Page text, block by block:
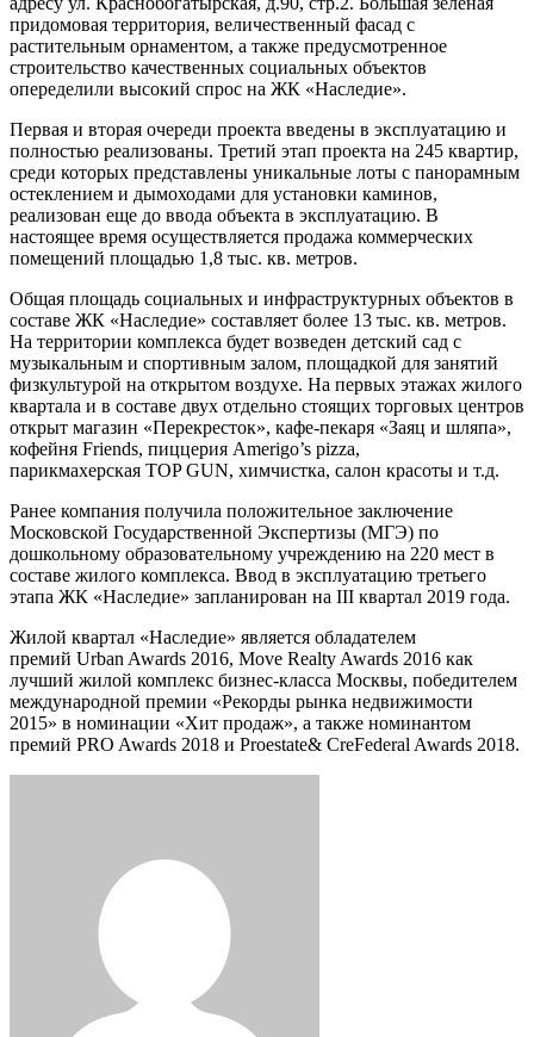
придомовая территория, величественный фасад с
растительным орнаментом, а также предусмотренное
строительство качественных социальных объектов
опеределили высокий спрос на ЖК «Наследие».
Первая и вторая очереди проекта введены в эксплуатацию и
полностью реализованы. Третий этап проекта на 245 квартир,
среди которых представлены уникальные лоты с панорамным
остеклением и дымоходами для установки каминов,
реализован еще до ввода объекта в эксплуатацию. В
настоящее время осуществляется продажа коммерческих
помещений площадью 1,8 тыс. кв. метров.
Общая площадь социальных и инфраструктурных объектов в
составе ЖК «Наследие» составляет более 13 тыс. кв. метров.
На территории комплекса будет возведен детский сад с
музыкальным и спортивным залом, площадкой для занятий
физкультурой на открытом воздухе. На первых этажах жилого
квартала и в составе двух отдельно стоящих торговых центров
открыт магазин «Перекресток», кафе-пекаря «Заяц и шляпа»,
кофейня Friends, пиццерия Amerigo’s pizza,
парикмахерская TOP GUN, химчистка, салон красоты и т.д.
Ранее компания получила положительное заключение
Московской Государственной Экспертизы (МГЭ) по
дошкольному образовательному учреждению на 220 мест в
составе жилого комплекса. Ввод в эксплуатацию третьего
этапа ЖК «Наследие» запланирован на III квартал 2019 года.
Жилой квартал «Наследие» является обладателем
премий Urban Awards 2016, Move Realty Awards 2016 как
лучший жилой комплекс бизнес-класса Москвы, победителем
международной премии «Рекорды рынка недвижимости
2015» в номинации «Хит продаж», а также номинантом
премий PRO Awards 2018 и Proestate& CreFederal Awards 2018.